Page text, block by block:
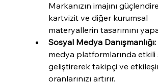
Markanızın imajını
kartvizit ve diğer kurumsal
materyallerin tasarımını
Sosyal Medya Danışmanlığı:
medya platformlarında
geliştirerek takipçi ve
oranlarınızı artırır.